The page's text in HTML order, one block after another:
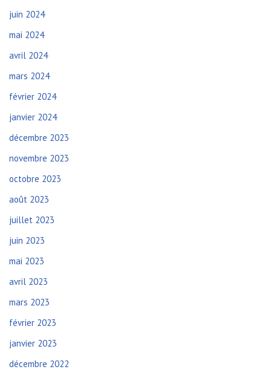
juin 2024
mai 2024
avril 2024
mars 2024
février 2024
janvier 2024
décembre 2023
novembre 2023
octobre 2023
août 2023
juillet 2023
juin 2023
mai 2023
avril 2023
mars 2023
février 2023
janvier 2023
décembre 2022